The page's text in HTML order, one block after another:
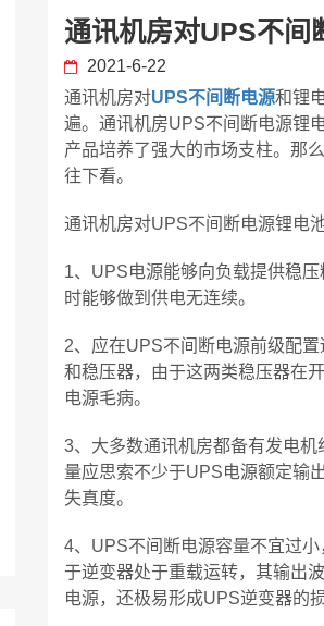
通讯机房对UPS不间
2021-6-22
通讯机房对UPS不间断电源和锂
遍。通讯机房UPS不间断电源锂
产品培养了强大的市场支柱。那
往下看。
通讯机房对UPS不间断电源锂电
1、UPS电源能够向负载提供稳
时能够做到供电无连续。
2、应在UPS不间断电源前级配
和稳压器，由于这两类稳压器在
电源毛病。
3、大多数通讯机房都备有发电
量应思索不少于UPS电源额定输
失真度。
4、UPS不间断电源容量不宜过
于逆变器处于重载运转，其输出
电源，还极易形成UPS逆变器的损